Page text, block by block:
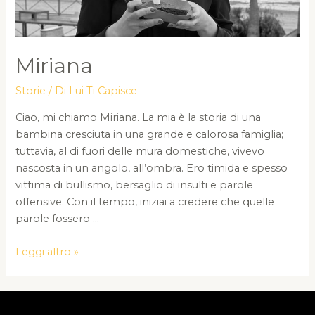
Miriana
Storie / Di Lui Ti Capisce
Ciao, mi chiamo Miriana. La mia è la storia di una
bambina cresciuta in una grande e calorosa famiglia;
tuttavia, al di fuori delle mura domestiche, vivevo
nascosta in un angolo, all’ombra. Ero timida e spesso
vittima di bullismo, bersaglio di insulti e parole
offensive. Con il tempo, iniziai a credere che quelle
parole fossero …
Miriana
Leggi altro »